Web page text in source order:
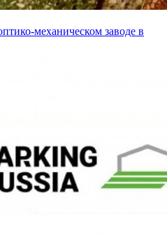
механическом заводе в